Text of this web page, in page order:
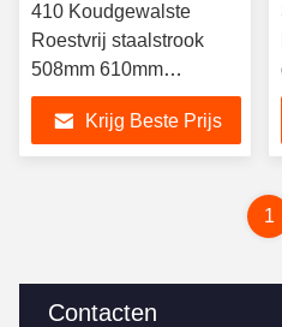
Contacten
410 Koudgewalste
Roestvrij staalstrook
508mm 610mm
Goedkoop Prijswinsco
METAALKrijg Beste Prijs
1